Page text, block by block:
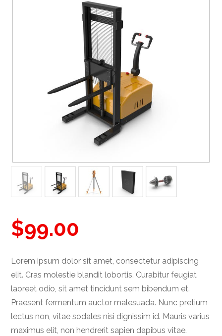
$99.00
Lorem ipsum dolor sit amet, consectetur adipiscing
elit. Cras molestie blandit lobortis. Curabitur feugiat
laoreet odio, sit amet tincidunt sem bibendum et.
Praesent fermentum auctor malesuada. Nunc pretium
lectus non, vitae sodales nisi dignissim id. Mauris varius
maximus elit, non hendrerit sapien dapibus vitae.